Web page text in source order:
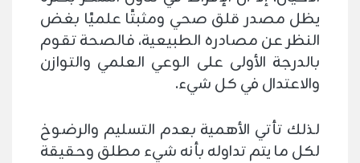
يظل مصدر قلق صحي ومثبتًا علميًا بغض
النظر عن مصادره الطبيعية، فالصحة تقوم
بالدرجة الأولى على الوعي العلمي والتوازن
والاعتدال في كل شيء.
لذلك تأتي الأهمية بعدم التسليم والرضوخ
لكل ما يتم تداوله بأنه شيء مطلق وحقيقة